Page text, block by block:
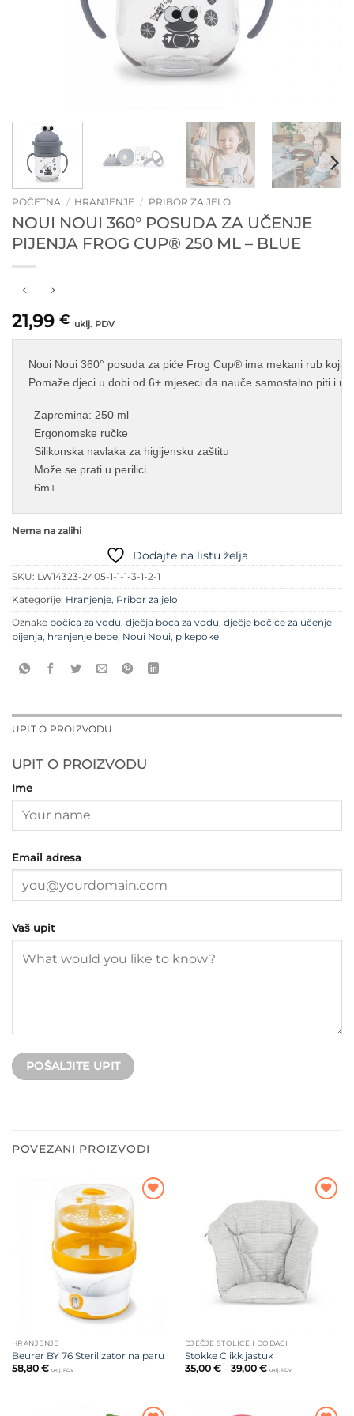
POČETNA / HRANJENJE / PRIBOR ZA JELO
NOUI NOUI 360° POSUDA ZA UČENJE
PIJENJA FROG CUP® 250 ML – BLUE
21,99 € uklj. PDV
Noui Noui 360° posuda za piće Frog Cup® ima mekani rub koji
Pomaže djeci u dobi od 6+ mjeseci da nauče samostalno piti i
Zapremina: 250 ml
Ergonomske ručke
Silikonska navlaka za higijensku zaštitu
Može se prati u perilici
6m+
Nema na zalihi
Dodajte na listu želja
SKU: LW14323-2405-1-1-1-3-1-2-1
Kategorije: Hranjenje, Pribor za jelo
Oznake bočica za vodu, dječja boca za vodu, dječje bočice za učenje
pijenja, hranjenje bebe, Noui Noui, pikepoke
UPIT O PROIZVODU
UPIT O PROIZVODU
Ime
Email adresa
Vaš upit
POVEZANI PROIZVODI
Dodajte
na listu
HRANJENJE
Beurer BY 76 Sterilizator na paru
58,80 € uklj. PDV
Dodajte
na listu
DJEČJE STOLICE I DODACI
Stokke Clikk jastuk
35,00 € – 39,00 €Raspon
uklj. PDV